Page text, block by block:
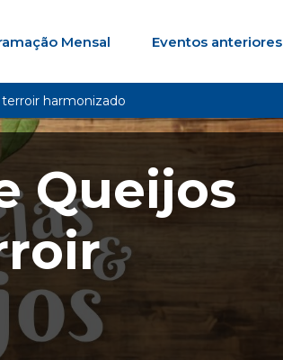
Mensal Eventos anteriores
harmonizado
Queijos